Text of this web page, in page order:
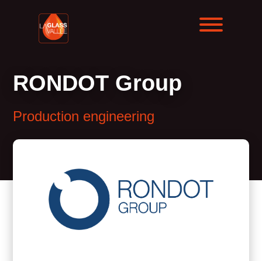
RONDOT Group
Production engineering